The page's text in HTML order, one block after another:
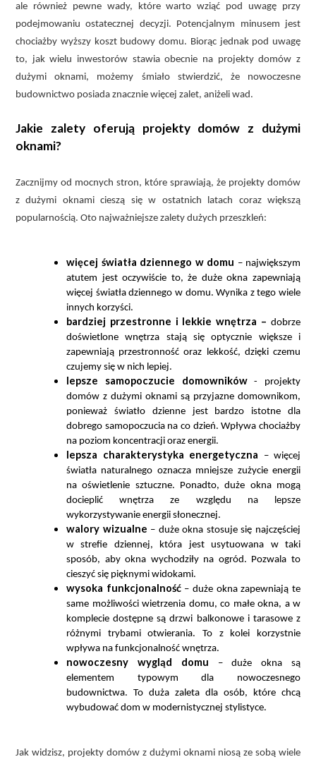
ale również pewne wady, które warto wziąć pod uwagę przy
podejmowaniu ostatecznej decyzji. Potencjalnym minusem jest
chociażby wyższy koszt budowy domu. Biorąc jednak pod uwagę
to, jak wielu inwestorów stawia obecnie na projekty domów z
dużymi oknami, możemy śmiało stwierdzić, że nowoczesne
budownictwo posiada znacznie więcej zalet, aniżeli wad.
Jakie zalety oferują projekty domów z dużymi
oknami?
Zacznijmy od mocnych stron, które sprawiają, że projekty domów
z dużymi oknami cieszą się w ostatnich latach coraz większą
popularnością. Oto najważniejsze zalety dużych przeszkleń:
więcej światła dziennego w domu – największym
atutem jest oczywiście to, że duże okna zapewniają
więcej światła dziennego w domu. Wynika z tego wiele
innych korzyści.
bardziej przestronne i lekkie wnętrza – dobrze
doświetlone wnętrza stają się optycznie większe i
zapewniają przestronność oraz lekkość, dzięki czemu
czujemy się w nich lepiej.
lepsze samopoczucie domowników- projekty
domów z dużymi oknami są przyjazne domownikom,
ponieważ światło dzienne jest bardzo istotne dla
dobrego samopoczucia na co dzień. Wpływa chociażby
na poziom koncentracji oraz energii.
lepsza charakterystyka energetyczna
– więcej
światła naturalnego oznacza mniejsze zużycie energii
na oświetlenie sztuczne. Ponadto, duże okna mogą
docieplić wnętrza ze względu na lepsze
wykorzystywanie energii słonecznej.
walory wizualne – duże okna stosuje się najczęściej
w strefie dziennej, która jest usytuowana w taki
sposób, aby okna wychodziły na ogród. Pozwala to
cieszyć się pięknymi widokami.
wysoka funkcjonalność – duże okna zapewniają te
same możliwości wietrzenia domu, co małe okna, a w
komplecie dostępne są drzwi balkonowe i tarasowe z
różnymi trybami otwierania. To z kolei korzystnie
wpływa na funkcjonalność wnętrza.
nowoczesny wygląd domu
– duże okna są
elementem typowym dla nowoczesnego
budownictwa. To duża zaleta dla osób, które chcą
wybudować dom w modernistycznej stylistyce.
Jak widzisz, projekty domów z dużymi oknami niosą ze sobą wiele